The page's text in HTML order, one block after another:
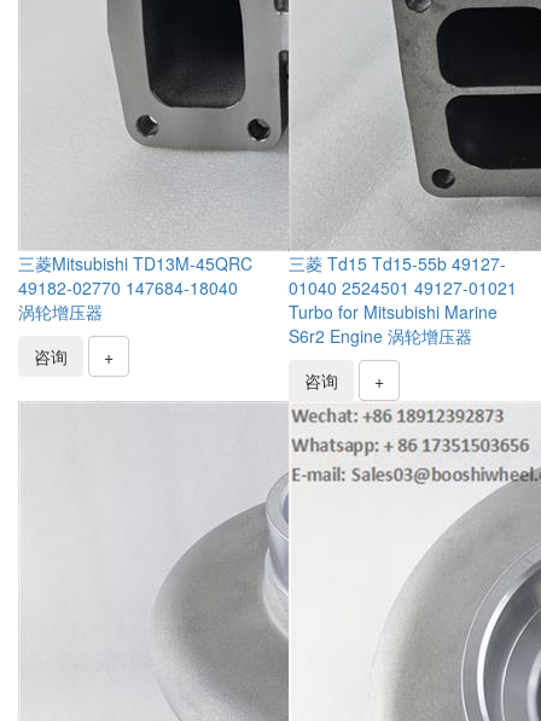
三菱Mitsubishi TD13M-45QRC
49182-02770 147684-18040
涡轮增压器
咨询
+
三菱 Td15 Td15-55b 49127-
01040 2524501 49127-01021
Turbo for Mitsubishi Marine
S6r2 Engine 涡轮增压器
咨询
+